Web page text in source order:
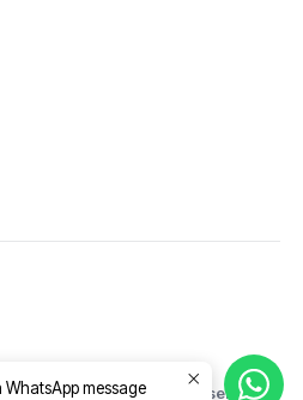
Amores | Cosmética Natural.
Desarrollado por Jumpseller.
WhatsApp message